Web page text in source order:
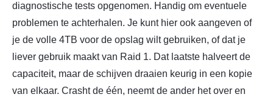
diagnostische tests opgenomen. Handig om eventuele
problemen te achterhalen. Je kunt hier ook aangeven of
je de volle 4TB voor de opslag wilt gebruiken, of dat je
liever gebruik maakt van Raid 1. Dat laatste halveert de
capaciteit, maar de schijven draaien keurig in een kopie
van elkaar. Crasht de één, neemt de ander het over en